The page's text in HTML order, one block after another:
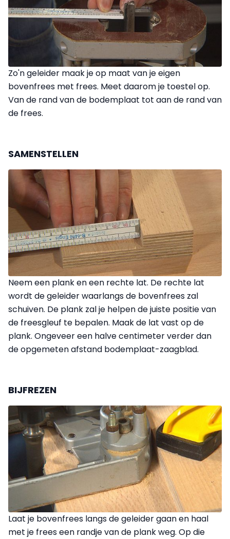
Zo'n geleider maak je op maat van je eigen
bovenfrees met frees. Meet daarom je toestel op.
Van de rand van de bodemplaat tot aan de rand van
de frees.
SAMENSTELLEN
Neem een plank en een rechte lat. De rechte lat
wordt de geleider waarlangs de bovenfrees zal
schuiven. De plank zal je helpen de juiste positie van
de freesgleuf te bepalen. Maak de lat vast op de
plank. Ongeveer een halve centimeter verder dan
de opgemeten afstand bodemplaat-zaagblad.
BIJFREZEN
Laat je bovenfrees langs de geleider gaan en haal
met je frees een randje van de plank weg. Op die